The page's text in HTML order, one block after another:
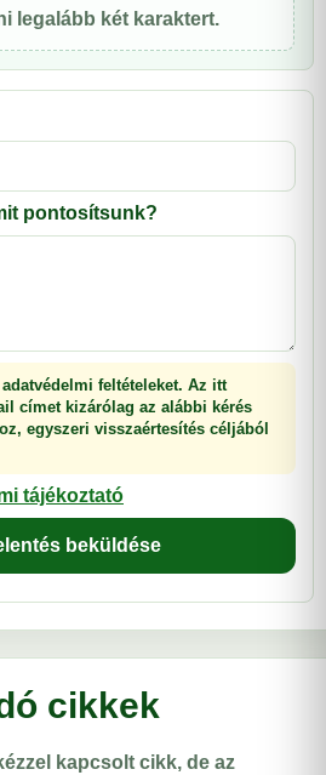
legalább két karaktert.
pontosítsunk?
feltételeket. Az itt
címet kizárólag az alábbi kérés
egyszeri visszaértesítés céljából
tájékoztató
beküldése
cikkek
kapcsolt cikk, de az